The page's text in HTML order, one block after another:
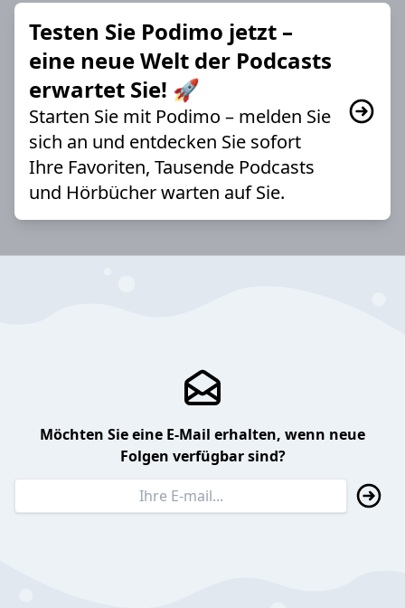
Testen Sie Podimo jetzt –
eine neue Welt der Podcasts
erwartet Sie! 🚀
Starten Sie mit Podimo – melden Sie
sich an und entdecken Sie sofort
Ihre Favoriten, Tausende Podcasts
und Hörbücher warten auf Sie.
Möchten Sie eine E-Mail erhalten, wenn neue
Folgen verfügbar sind?